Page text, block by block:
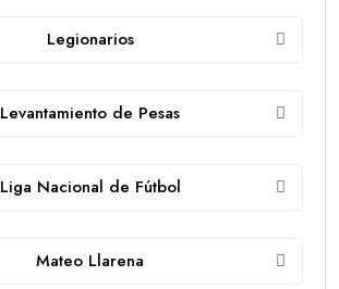
Legionarios
Levantamiento de Pesas
Liga Nacional de Fútbol
Mateo Llarena